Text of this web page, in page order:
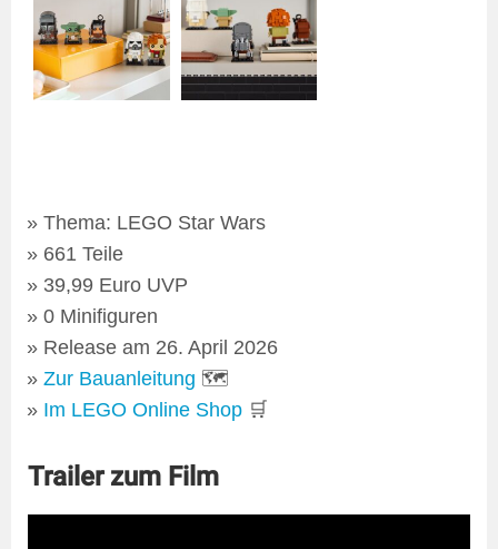
Thema: LEGO Star Wars
661 Teile
39,99 Euro UVP
0 Minifiguren
Release am 26. April 2026
Zur Bauanleitung 🗺
Im LEGO Online Shop 🛒
Trailer zum Film